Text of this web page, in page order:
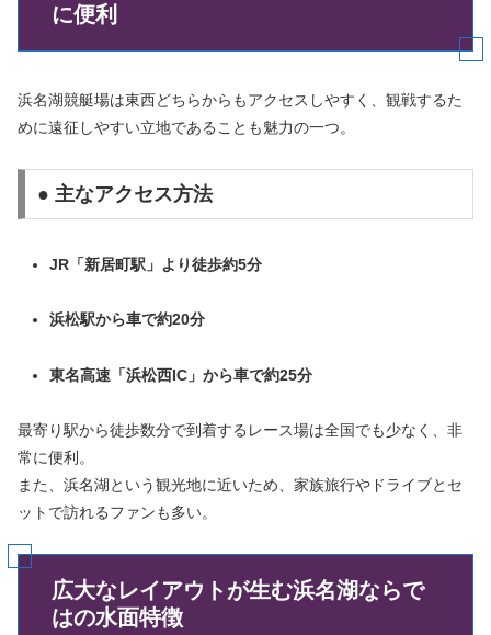
に便利
浜名湖競艇場は東西どちらからもアクセスしやすく、観戦するた
めに遠征しやすい立地であることも魅力の一つ。
● 主なアクセス方法
JR「新居町駅」より徒歩約5分
浜松駅から車で約20分
東名高速「浜松西IC」から車で約25分
最寄り駅から徒歩数分で到着するレース場は全国でも少なく、非
常に便利。
また、浜名湖という観光地に近いため、家族旅行やドライブとセ
ットで訪れるファンも多い。
広大なレイアウトが生む浜名湖ならで
はの水面特徴